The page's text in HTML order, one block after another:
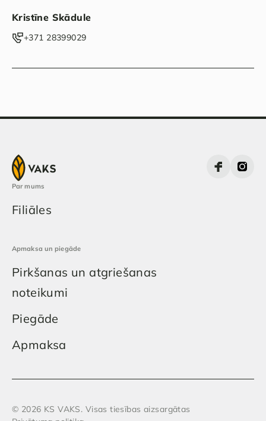
Kristīne Skādule
‭+371 28399029‬
Par mums
Filiāles
Apmaksa un piegāde
Pirkšanas un atgriešanas
noteikumi
Piegāde
Apmaksa
© 2026 KS VAKS. Visas tiesības aizsargātas